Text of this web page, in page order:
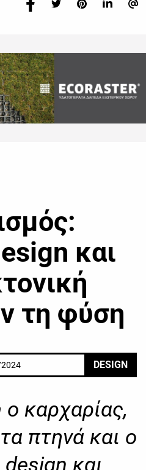
και
τη φύση
2024 DESIGN
καρχαρίας,
πτηνά και ο